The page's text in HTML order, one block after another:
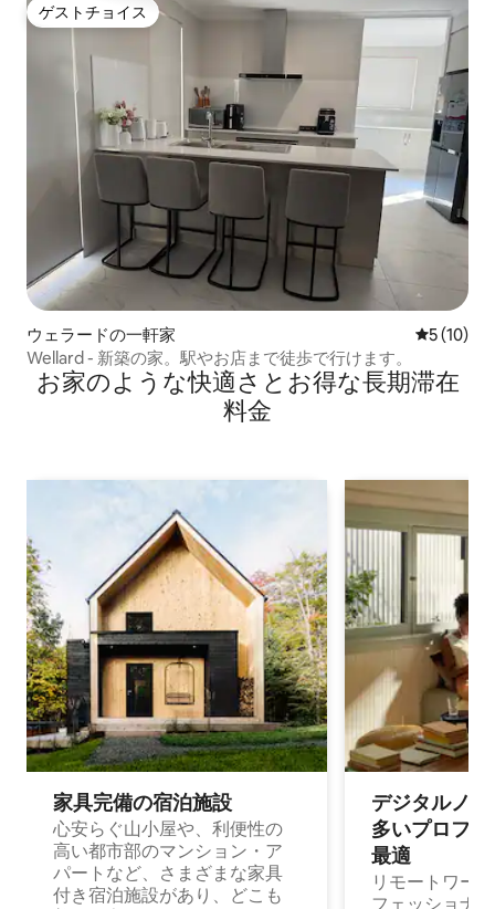
ゲストチョイス
ゲストチョイス
ウェラードの一軒家 レビュー
5 (10)
Wellard - 新築の家。駅やお店まで徒歩で行けます。
お家のような快⁠適⁠さ⁠とお⁠得⁠な長⁠期⁠滞⁠在
料⁠金
家具完備の宿⁠泊⁠施⁠設
心安らぐ山小屋や、利便性の
高い都市部のマンション・ア
パートなど、さまざまな家具
付き宿泊施設があり、どこも
デジタルノ
多⁠いプ⁠ロ⁠フ⁠
最⁠適
リモートワー
フェッショナ